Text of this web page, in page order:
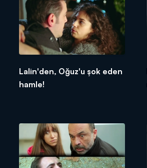
Lalin'den, Oğuz'u şok eden
hamle!